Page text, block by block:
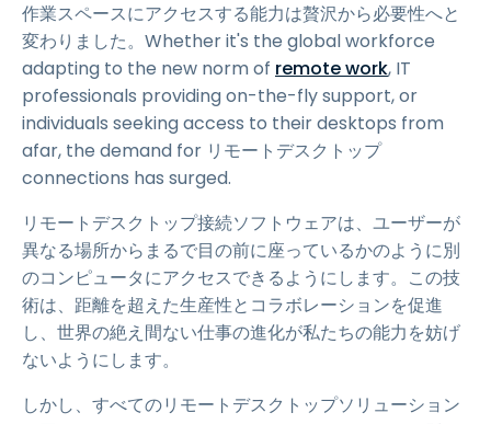
作業スペースにアクセスする能力は贅沢から必要性へと
変わりました。Whether it's the global workforce
adapting to the new norm of remote work, IT
professionals providing on-the-fly support, or
individuals seeking access to their desktops from
afar, the demand for リモートデスクトップ
connections has surged.
リモートデスクトップ接続ソフトウェアは、ユーザーが
異なる場所からまるで目の前に座っているかのように別
のコンピュータにアクセスできるようにします。この技
術は、距離を超えた生産性とコラボレーションを促進
し、世界の絶え間ない仕事の進化が私たちの能力を妨げ
ないようにします。
しかし、すべてのリモートデスクトップソリューション